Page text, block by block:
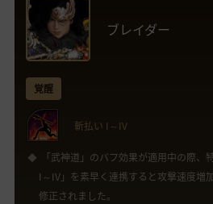
ブレイダー
覚醒
斬払い I～IV
「武神道」のバフ効果が適用中の際
I～IV」を素早く連携すると攻撃速度増
修正されました。